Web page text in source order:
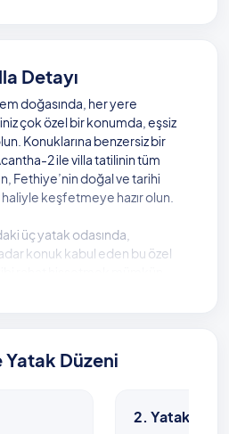
Detayı
doğasında, her yere
çok özel bir konumda, eşsiz
Konuklarına benzersiz bir
2 ile villa tatilinin tüm
Fethiye’nin doğal ve tarihi
keşfetmeye hazır olun.
üç yatak odasında,
konuk kabul eden bu özel
rahat hissetmek mümkün.
donatılan villada, tatil
ile temiz havanın tadını
Yatak Düzeni
2. Yatak